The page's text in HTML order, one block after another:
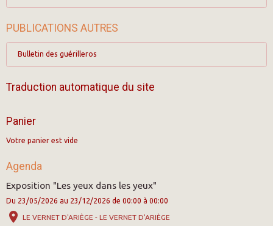
PUBLICATIONS AUTRES
Bulletin des guérilleros
Traduction automatique du site
Panier
Votre panier est vide
Agenda
Exposition "Les yeux dans les yeux"
Du 23/05/2026 au 23/12/2026 de 00:00 à 00:00
LE VERNET D'ARIÈGE - LE VERNET D'ARIÈGE